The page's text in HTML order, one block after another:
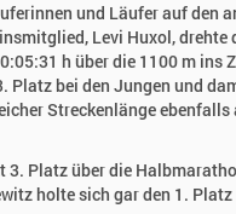
und Läufer auf den
Levi Huxol, drehte
h über die 1100 m ins
Platz bei den Jungen und
Streckenlänge ebenfalls
3. Platz über die
holte sich gar den 1. Platz